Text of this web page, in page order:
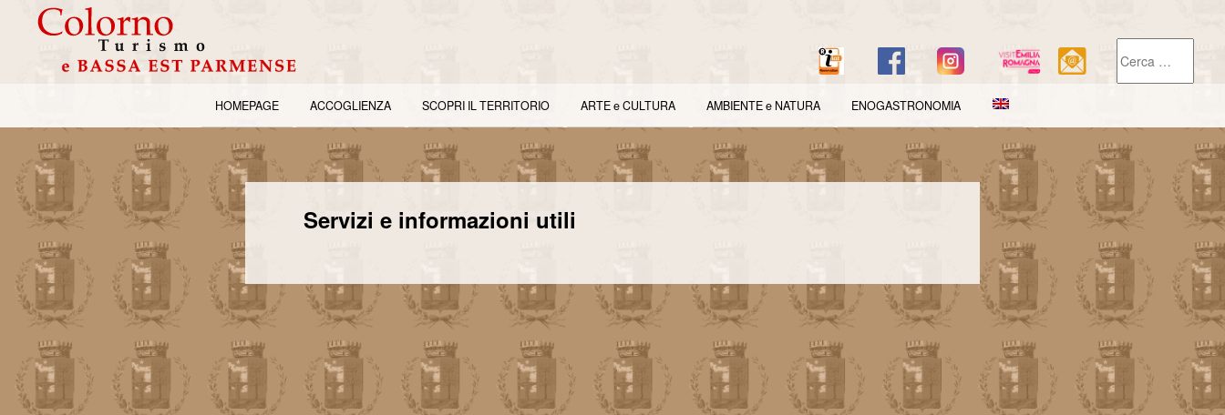
HOMEPAGE ACCOGLIENZA SCOPRI IL TERRITORIO ARTE e CULTURA AMBIENTE e NATURA ENOGASTRONOMIA
Servizi e informazioni utili